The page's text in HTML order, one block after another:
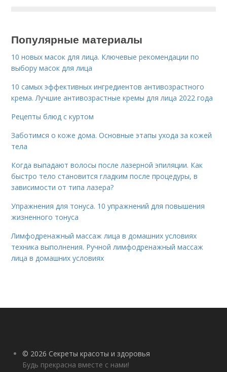
Популярные материалы
10 новых масок для лица. Ключевые рекомендации по
выбору масок для лица
10 самых эффективных ингредиентов антивозрастного
крема. Лучшие антивозрастные кремы для лица 2022 года
Рецепты блюд с куртом
Заботимся о коже дома. Основные этапы ухода за кожей
тела
Когда выпадают волосы после лазерной эпиляции. Как
быстро тело становится гладким после процедуры, в
зависимости от типа лазера?
Упражнения для тонуса. 10 упражнений для повышения
жизненного тонуса
Лимфодренажный массаж лица в домашних условиях
техника выполнения. Ручной лимфодренажный массаж
лица в домашних условиях
© 2026 Секреты красоты и здоровья
Будь прекрасна вместе с нами!